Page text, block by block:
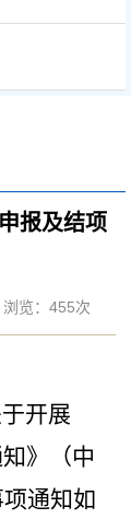
报及结项
览： 455次
开展
》（中
通知如